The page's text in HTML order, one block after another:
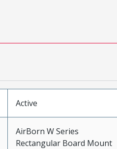
Active
AirBorn W Series
Rectangular Board Mount